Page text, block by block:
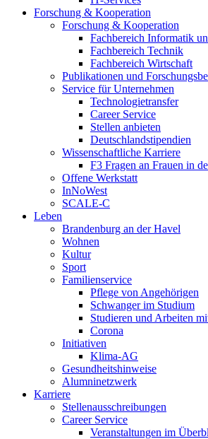
Forschung & Kooperation
Forschung & Kooperation
Fachbereich Informatik
Fachbereich Technik
Fachbereich Wirtschaft
Publikationen und
Service für Unternehmen
Technologietransfer
Career Service
Stellen anbieten
Deutschlandstipendien
Wissenschaftliche Karriere
F3 Fragen an Frauen in
Offene Werkstatt
InNoWest
SCALE-C
Leben
Brandenburg an der Havel
Wohnen
Kultur
Sport
Familienservice
Pflege von Angehörigen
Schwanger im Studium
Studieren und Arbeiten
Corona
Initiativen
Klima-AG
Gesundheitshinweise
Alumninetzwerk
Karriere
Stellenausschreibungen
Career Service
Veranstaltungen im